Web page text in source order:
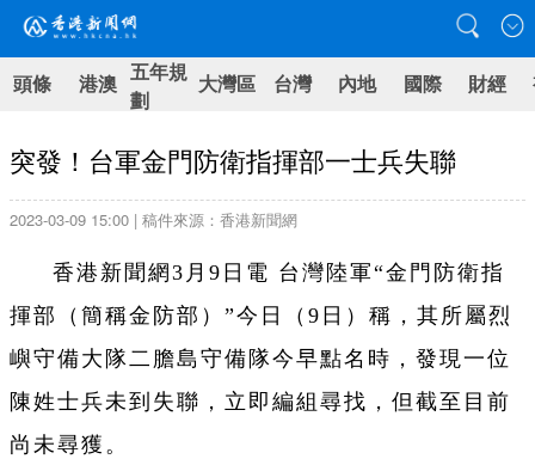
頭條 港澳 五年規
劃
大灣區 台灣 內地 國際 財經
突發！台軍金門防衛指揮部一士兵失聯
2023-03-09 15:00 | 稿件來源：香港新聞網
香港新聞網3月9日電 台灣陸軍“金門防衛指
揮部（簡稱金防部）”今日（9日）稱，其所屬烈
嶼守備大隊二膽島守備隊今早點名時，發現一位
陳姓士兵未到失聯，立即編組尋找，但截至目前
尚未尋獲。